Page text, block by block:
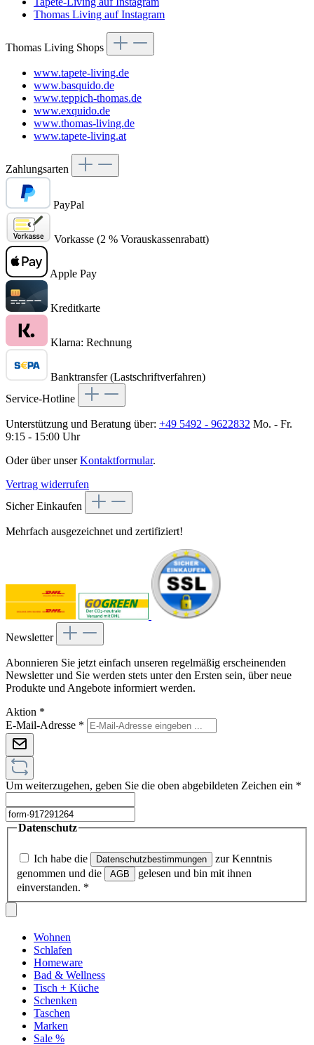
Thomas Living auf Instagram
Thomas Living Shops
www.tapete-living.de
www.basquido.de
www.teppich-thomas.de
www.exquido.de
www.thomas-living.de
www.tapete-living.at
Zahlungsarten
PayPal
Vorkasse (2 % Vorauskassenrabatt)
Apple Pay
Kreditkarte
Klarna: Rechnung
Banktransfer (Lastschriftverfahren)
Service-Hotline
Unterstützung und Beratung über: +49 5492 - 9622832 Mo. - Fr.
9:15 - 15:00 Uhr
Oder über unserKontaktformular.
Vertrag widerrufen
Sicher Einkaufen
Mehrfach ausgezeichnet und zertifiziert!
Newsletter
Abonnieren Sie jetzt einfach unseren regelmäßig erscheinenden
Newsletter und Sie werden stets unter den Ersten sein, über neue
Produkte und Angebote informiert werden.
Aktion *
E-Mail-Adresse *
Um weiterzugehen, geben Sie die oben abgebildeten Zeichen ein *
Datenschutz
Ich habe die Datenschutzbestimmungen
zur Kenntnis
genommen und die
AGB
gelesen und bin mit ihnen
einverstanden. *
Wohnen
Schlafen
Homeware
Bad & Wellness
Tisch + Küche
Schenken
Taschen
Marken
Sale %